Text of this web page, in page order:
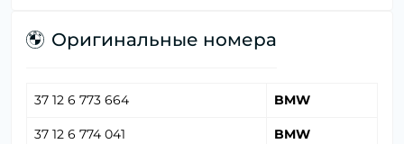
Оригинальные номера
37 12 6 773 664 BMW
37 12 6 774 041 BMW